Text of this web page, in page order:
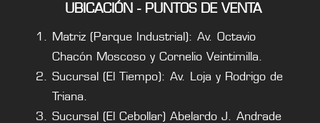
UBICACIÓN - PUNTOS DE VENTA
Matriz (Parque Industrial): Av. Octavio
Chacón Moscoso y Cornelio Veintimilla.
Sucursal (El Tiempo): Av. Loja y Rodrigo de
Triana.
Sucursal (El Cebollar) Abelardo J. Andrade